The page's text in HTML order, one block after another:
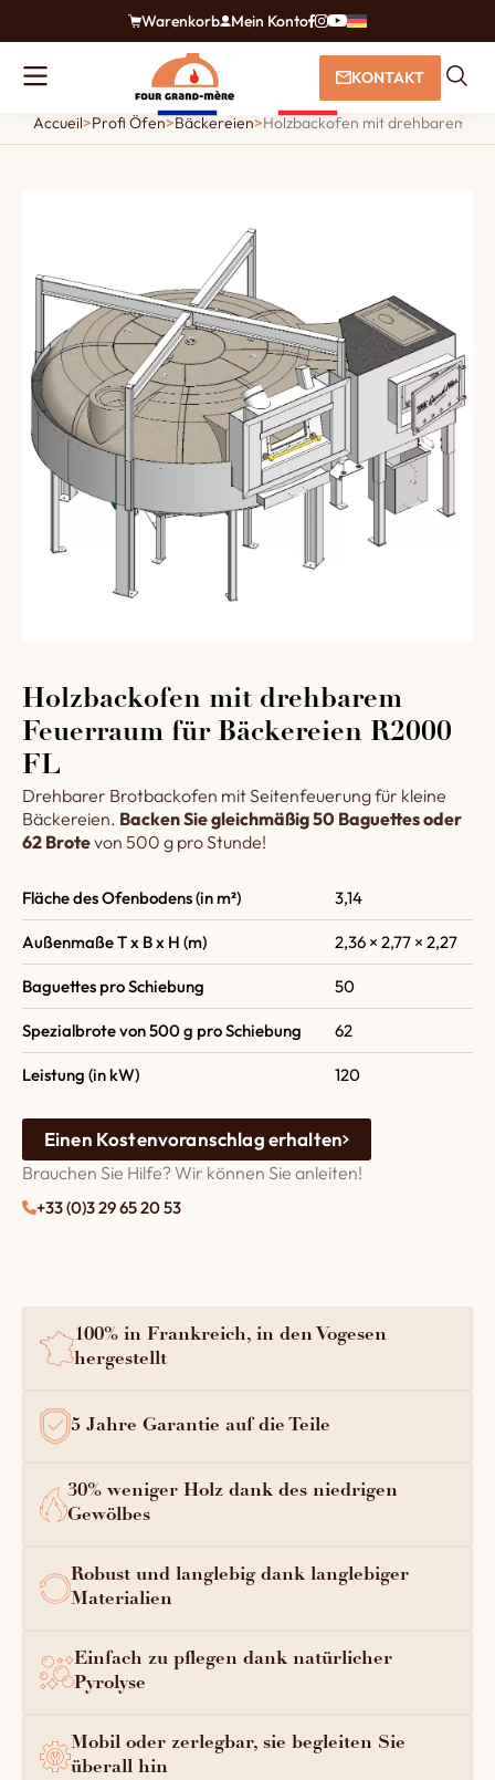
Warenkorb Mein Konto
KONTAKT
Accueil>Profi Öfen>Bäckereien>Holzbackofen mit drehbarem
Holzbackofen mit drehbarem
Feuerraum für Bäckereien R2000
FL
Drehbarer Brotbackofen mit Seitenfeuerung für kleine
Bäckereien. Backen Sie gleichmäßig 50 Baguettes oder
62 Brotevon 500 g pro Stunde!
Fläche des Ofenbodens (in m²) 3,14
Außenmaße T x B x H (m) 2,36 × 2,77 × 2,27
Baguettes pro Schiebung 50
Spezialbrote von 500 g pro Schiebung 62
Leistung (in kW) 120
Einen Kostenvoranschlag erhalten
Brauchen Sie Hilfe? Wir können Sie anleiten!
+33 (0)3 29 65 20 53
100% in Frankreich, in den Vogesen
hergestellt
5 Jahre Garantie auf die Teile
30% weniger Holz dank des niedrigen
Gewölbes
Robust und langlebig dank langlebiger
Materialien
Einfach zu pflegen dank natürlicher
Pyrolyse
Mobil oder zerlegbar, sie begleiten Sie
überall hin